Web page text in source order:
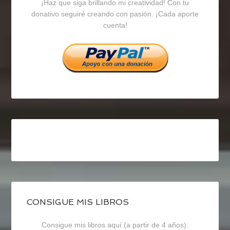
en
Facebook
en
Twitter
en
Instagram
¡Haz que siga brillando mi creatividad! Con tu
donativo seguiré creando con pasión. ¡Cada aporte
cuenta!
CONSIGUE MIS LIBROS
Consigue mis libros aquí (a partir de 4 años):